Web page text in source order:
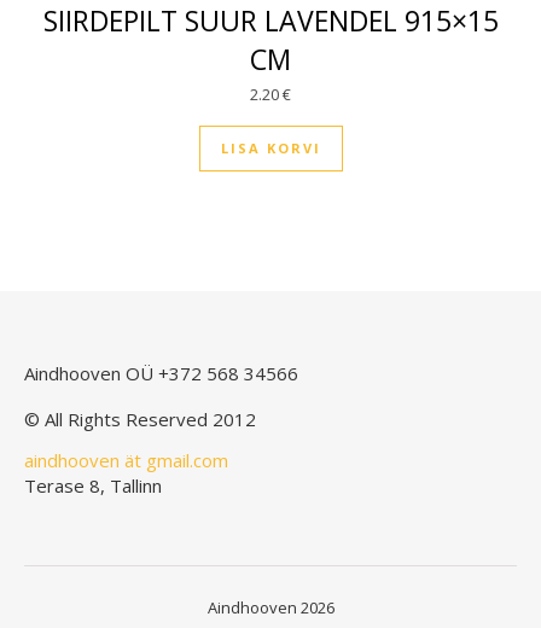
SIIRDEPILT SUUR LAVENDEL 915×15
CM
2.20€
LISA KORVI
Aindhooven OÜ +372 568 34566
© All Rights Reserved 2012
aindhooven ät gmail.com
Terase 8, Tallinn
Aindhooven 2026